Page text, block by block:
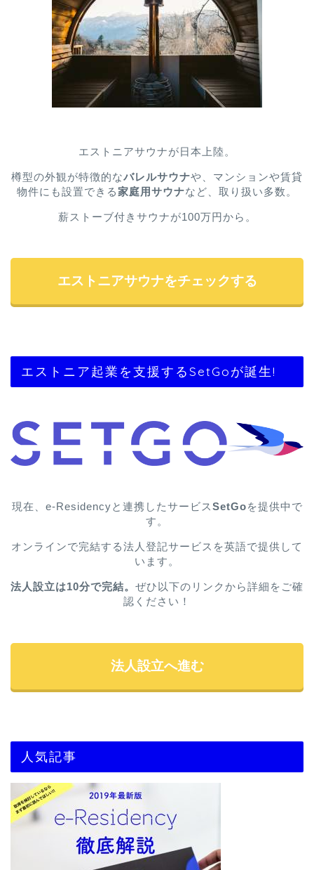
エストニアサウナが日本上陸。
樽型の外観が特徴的なバレルサウナや、マンションや賃貸
物件にも設置できる家庭用サウナなど、取り扱い多数。
薪ストーブ付きサウナが100万円から。
エストニアサウナをチェックする
エストニア起業を支援するSetGoが誕生!
現在、e-Residencyと連携したサービスSetGoを提供中で
す。
オンラインで完結する法人登記サービスを英語で提供して
います。
法人設立は10分で完結。 ぜひ以下のリンクから詳細をご確
認ください！
法人設立へ進む
人気記事